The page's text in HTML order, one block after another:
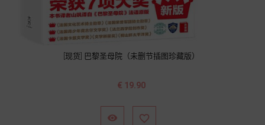
[现货] 巴黎圣母院（未删节插图珍藏版）
价
€ 19.90
 